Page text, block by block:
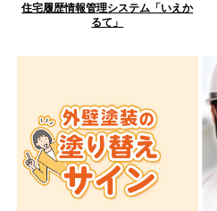
住宅履歴情報管理システム「いえか
るて」